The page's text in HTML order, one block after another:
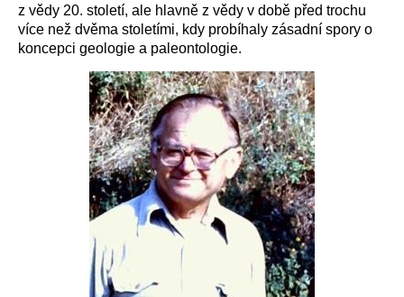
z vědy 20. století, ale hlavně z vědy v době před trochu
více než dvěma stoletími, kdy probíhaly zásadní spory o
koncepci geologie a paleontologie.